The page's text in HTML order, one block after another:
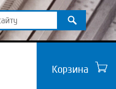
Корзина